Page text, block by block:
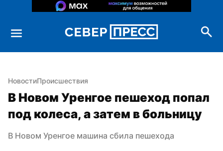
НовостиПроисшествия
В Новом Уренгое пешеход попал
под колеса, а затем в больницу
В Новом Уренгое машина сбила пешехода